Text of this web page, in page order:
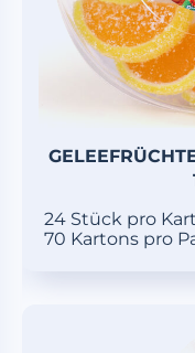
24 Stück pro
70 Kartons pro